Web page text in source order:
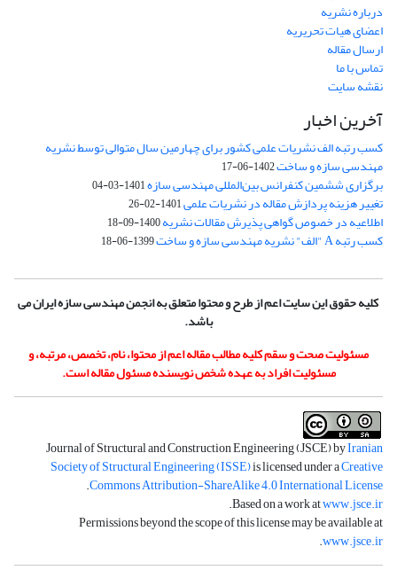
درباره نشریه
اعضای هیات تحریریه
ارسال مقاله
تماس با ما
نقشه سایت
آخرین اخبار
کسب رتبه الف نشریات علمی کشور برای چهارمین سال متوالی توسط نشریه
مهندسی سازه و ساخت1402-06-17
برگزاری ششمین کنفرانس بین‌المللی مهندسی سازه1401-03-04
تغییر هزینه پردازش مقاله در نشریات علمی1401-02-26
اطلاعیه در خصوص گواهی پذیرش مقالات نشریه1400-09-18
کسب رتبه A "الف" نشریه مهندسی سازه و ساخت 1399-06-18
کلیه حقوق این سایت اعم از طرح و محتوا متعلق به انجمن مهندسی سازه ایران می
باشد.
مسئولیت صحت و سقم کلیه مطالب مقاله اعم از محتوا، نام، تخصص، مرتبه، و
مسئولیت افراد به عهده شخص نویسنده مسئول مقاله است.
Journal of Structural and Construction Engineering (JSCE) byIranian
Society of Structural Engineering (ISSE)is licensed under aCreative
Commons Attribution-ShareAlike 4.0 International License
.
Based on a work atwww.jsce.ir
.
Permissions beyond the scope of this license may be available at
www.jsce.ir
.